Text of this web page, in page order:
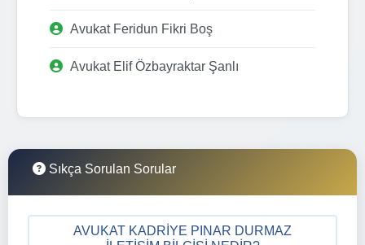
Avukat Feridun Fikri Boş
Avukat Elif Özbayraktar Şanlı
Sıkça Sorulan Sorular
AVUKAT KADRIYE PINAR DURMAZ